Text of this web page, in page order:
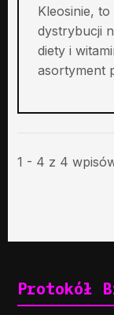
Kleosinie,
dystrybucji
diety i
asortyment
1 - 4 z 4
Protokół